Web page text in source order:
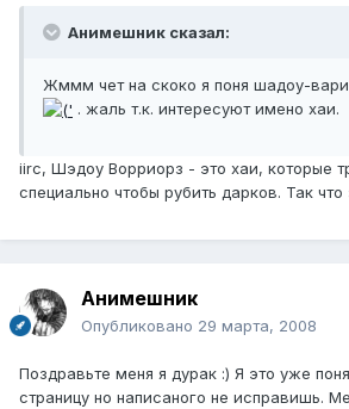
Анимешник сказал:
Жммм чет на скоко я поня шадоу-
. жаль т.к. интересуют имено хаи.
iirc, Шэдоу Ворриорз - это хаи, которые
специально чтобы рубить дарков. Так что
Анимешник
Опубликовано 29 марта, 2008
Поздравьте меня я дурак :) Я это уже
страницу но написаного не исправишь.